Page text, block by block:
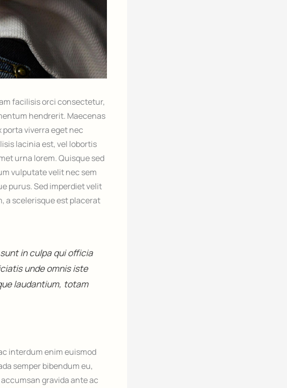
facilisis orci consectetur,
hendrerit. Maecenas
porta viverra eget nec
lacinia est, vel lobortis
urna lorem. Quisque sed
vulputate velit nec sem
purus. Sed imperdiet velit
a scelerisque est placerat
in culpa qui officia
unde omnis iste
laudantium, totam
interdum enim euismod
semper bibendum eu,
gravida ante ac